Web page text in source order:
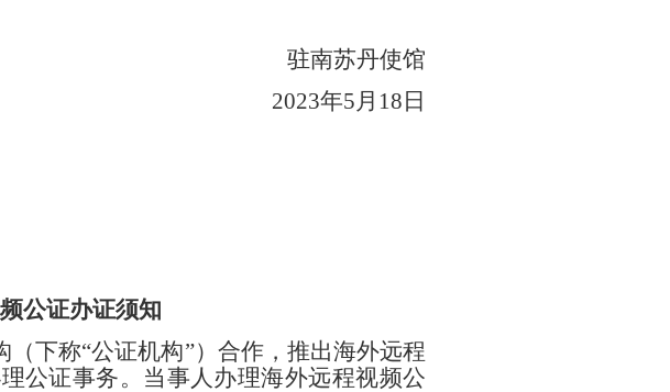
驻南苏丹使馆
2023年5月18日
公证办证须知
下称“公证机构”）合作，推出海外远程
公证事务。当事人办理海外远程视频公